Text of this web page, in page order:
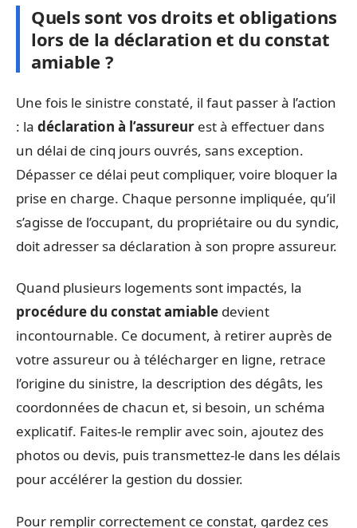
Quels sont vos droits et obligations
lors de la déclaration et du constat
amiable ?
Une fois le sinistre constaté, il faut passer à l’action
: la déclaration à l’assureur est à effectuer dans
un délai de cinq jours ouvrés, sans exception.
Dépasser ce délai peut compliquer, voire bloquer la
prise en charge. Chaque personne impliquée, qu’il
s’agisse de l’occupant, du propriétaire ou du syndic,
doit adresser sa déclaration à son propre assureur.
Quand plusieurs logements sont impactés, la
procédure du constat amiable devient
incontournable. Ce document, à retirer auprès de
votre assureur ou à télécharger en ligne, retrace
l’origine du sinistre, la description des dégâts, les
coordonnées de chacun et, si besoin, un schéma
explicatif. Faites-le remplir avec soin, ajoutez des
photos ou devis, puis transmettez-le dans les délais
pour accélérer la gestion du dossier.
Pour remplir correctement ce constat, gardez ces